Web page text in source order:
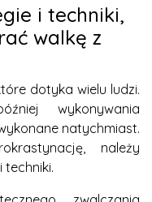
i techniki,
walkę z
dotyka wielu ludzi.
wykonywania
natychmiast.
należy